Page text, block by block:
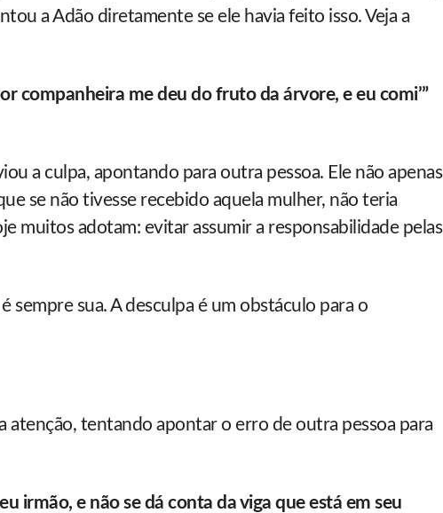
a Adão diretamente se ele havia feito isso. Veja a
companheira me deu do fruto da árvore, e eu comi’”
a culpa, apontando para outra pessoa. Ele não apenas
se não tivesse recebido aquela mulher, não teria
muitos adotam: evitar assumir a responsabilidade pelas
sempre sua. A desculpa é um obstáculo para o
atenção, tentando apontar o erro de outra pessoa para
irmão, e não se dá conta da viga que está em seu